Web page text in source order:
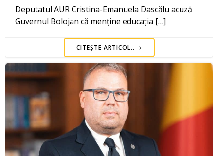
Deputatul AUR Cristina-Emanuela Dascălu acuză
Guvernul Bolojan că menține educația […]
CITEȘTE ARTICOL..